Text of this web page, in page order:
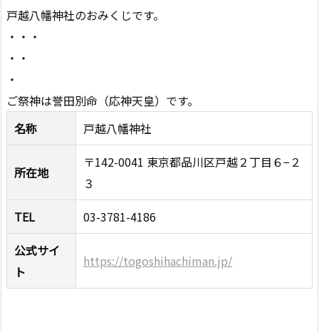
戸越八幡神社のおみくじです。
・・・
・・
・
ご祭神は誉田別命（応神天皇）です。
名称
戸越八幡神社
所在地
〒142-0041 東京都品川区戸越２丁目６−２
３
TEL
03-3781-4186
公式サイ
ト
https://togoshihachiman.jp/